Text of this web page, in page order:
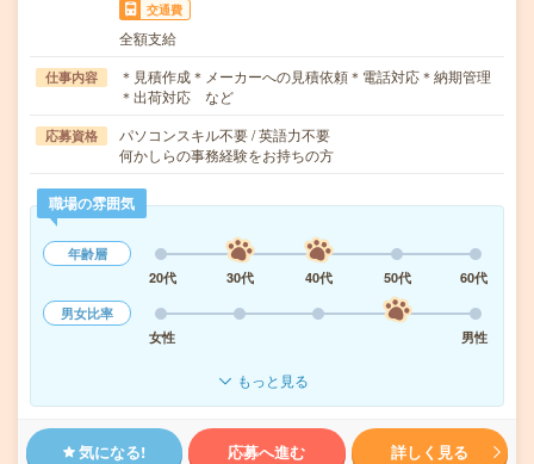
交通費
全額支給
仕事内容
＊見積作成＊メーカーへの見積依頼＊電話対応＊納期管理
＊出荷対応 など
応募資格
パソコンスキル不要 / 英語力不要
何かしらの事務経験をお持ちの方
職場の雰囲気
年齢層
20代
30代 40代 50代
60代
男女比率
女性
男性
もっと見る
気になる! 応募へ進む 詳しく見る